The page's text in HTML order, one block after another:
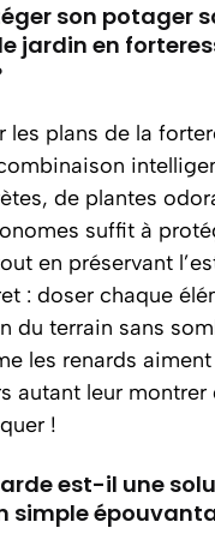
son potager
jardin en
les plans de la
de plantes
suffit à
en préservant
: doser chaque
du terrain sans
les renards
autant leur montrer
!
est-il une
simple